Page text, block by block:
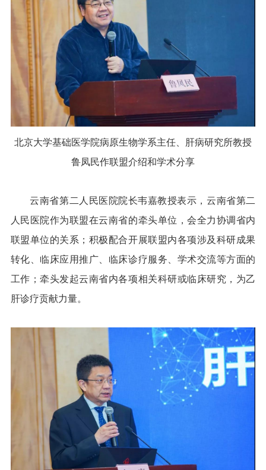
北京大学基础医学院病原生物学系主任、肝病研究所教授
鲁凤民作联盟介绍和学术分享
云南省第二人民医院院长韦嘉教授表示，云南省第二
人民医院作为联盟在云南省的牵头单位，会全力协调省内
联盟单位的关系；积极配合开展联盟内各项涉及科研成果
转化、临床应用推广、临床诊疗服务、学术交流等方面的
工作；牵头发起云南省内各项相关科研或临床研究，为乙
肝诊疗贡献力量。